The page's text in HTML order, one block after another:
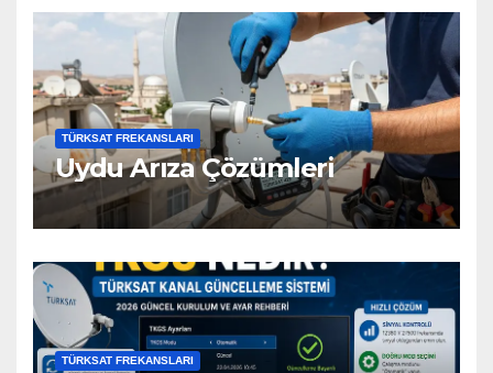
TÜRKSAT FREKANSLARI
Uydu Arıza Çözümleri
TÜRKSAT FREKANSLARI